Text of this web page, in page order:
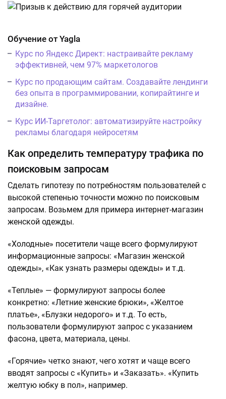
Обучение от Yagla
Курс по Яндекс Директ: настраивайте рекламу
эффективней, чем 97% маркетологов
Курс по продающим сайтам. Создавайте лендинги
без опыта в программировании, копирайтинге и
дизайне.
Курс ИИ-Таргетолог: автоматизируйте настройку
рекламы благодаря нейросетям
Как определить температуру трафика по
поисковым запросам
Сделать гипотезу по потребностям пользователей с
высокой степенью точности можно по поисковым
запросам. Возьмем для примера интернет-магазин
женской одежды.
«Холодные» посетители чаще всего формулируют
информационные запросы: «Магазин женской
одежды», «Как узнать размеры одежды» и т.д.
«Теплые» — формулируют запросы более
конкретно: «Летние женские брюки», «Желтое
платье», «Блузки недорого» и т.д. То есть,
пользователи формулируют запрос с указанием
фасона, цвета, материала, цены.
«Горячие» четко знают, чего хотят и чаще всего
вводят запросы с «Купить» и «Заказать». «Купить
желтую юбку в пол», например.